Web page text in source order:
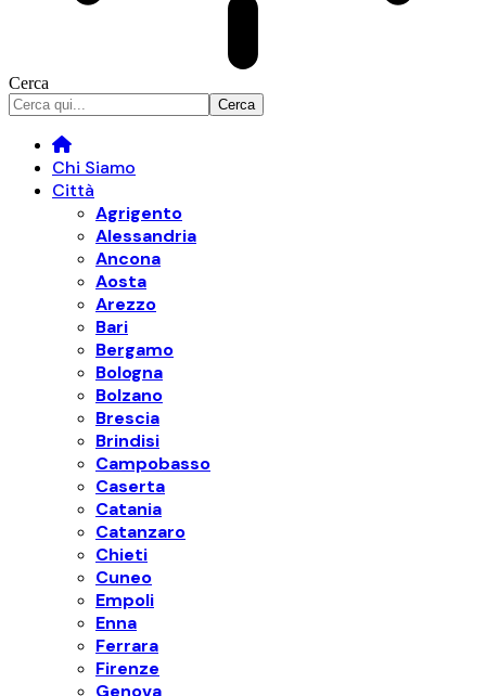
Cerca
Chi Siamo
Città
Agrigento
Alessandria
Ancona
Aosta
Arezzo
Bari
Bergamo
Bologna
Bolzano
Brescia
Brindisi
Campobasso
Caserta
Catania
Catanzaro
Chieti
Cuneo
Empoli
Enna
Ferrara
Firenze
Genova